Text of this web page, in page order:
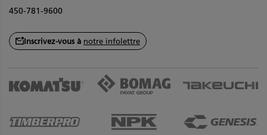
450-781-9600
Inscrivez-vous à notre infolettre